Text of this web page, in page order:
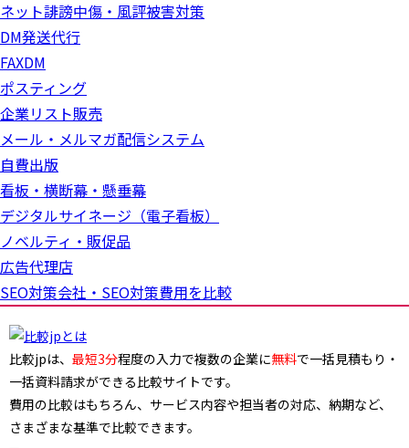
ネット誹謗中傷・風評被害対策
DM発送代行
FAXDM
ポスティング
企業リスト販売
メール・メルマガ配信システム
自費出版
看板・横断幕・懸垂幕
デジタルサイネージ（電子看板）
ノベルティ・販促品
広告代理店
SEO対策会社・SEO対策費用を比較
比較jpは、 最短3分程度の入力で複数の企業に無料で一括見積もり・
一括資料請求ができる比較サイトです。
費用の比較はもちろん、サービス内容や担当者の対応、納期など、
さまざまな基準で比較できます。